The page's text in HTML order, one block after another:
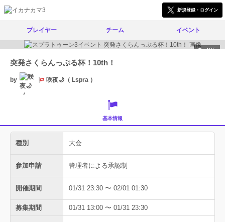
新規登録・ログイン
プレイヤー チーム イベント
485
突発さくらんっぷる杯！10th！
by 咲夜🌙（ Lspra ）
基本情報
種別 大会
参加申請 管理者による承認制
開催期間 01/31 23:30 〜 02/01 01:30
募集期間 01/31 13:00 〜 01/31 23:30